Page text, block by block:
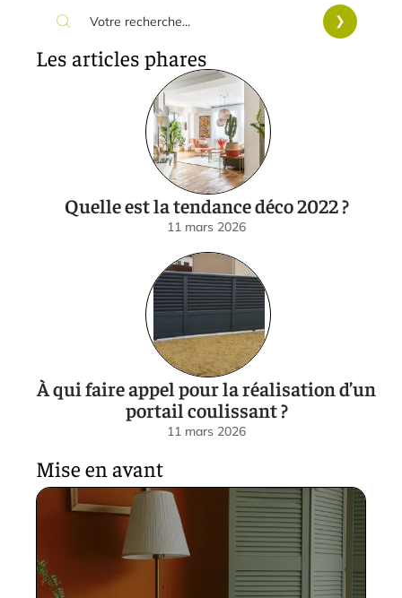
Les articles phares
Quelle est la tendance déco 2022 ?
11 mars 2026
À qui faire appel pour la réalisation d’un
portail coulissant ?
11 mars 2026
Mise en avant